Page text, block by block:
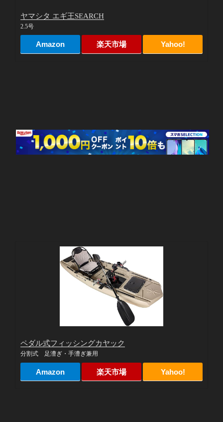
ヤマシタ エギ王SEARCH
2.5号
Amazon 楽天市場 Yahoo!
ペダル式フィッシングカヤック
分割式 足漕ぎ・手漕ぎ兼用
Amazon 楽天市場 Yahoo!